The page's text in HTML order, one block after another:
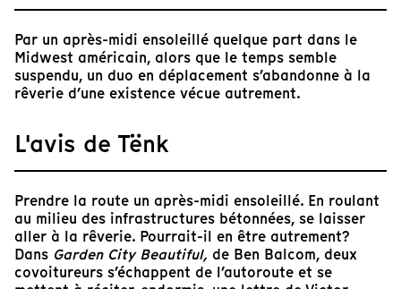
Par un après-midi ensoleillé quelque part dans le
Midwest américain, alors que le temps semble
suspendu, un duo en déplacement s’abandonne à la
rêverie d’une existence vécue autrement.
L'avis de Tënk
Prendre la route un après-midi ensoleillé. En roulant
au milieu des infrastructures bétonnées, se laisser
aller à la rêverie. Pourrait-il en être autrement?
Dans Garden City Beautiful, de Ben Balcom, deux
covoitureurs s’échappent de l’autoroute et se